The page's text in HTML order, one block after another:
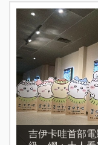
資優教育15問